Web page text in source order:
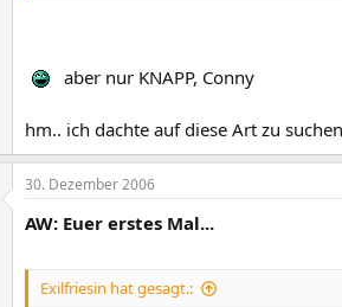
aber nur KNAPP, Conny
hm.. ich dachte auf diese Art zu
30. Dezember 2006
AW: Euer erstes Mal...
Exilfriesin hat gesagt.: